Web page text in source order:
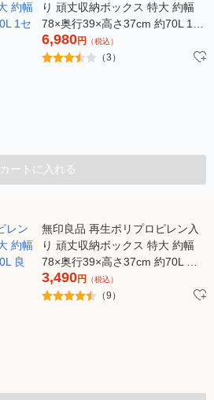
り 頑丈収納ボックス 特大 約幅
78×奥行39×高さ37cm 約70L 1セ
ット（1個×2）
6,980円 （税込）
（3）
カートに入れる
無印良品 再生ポリプロピレン入
り 頑丈収納ボックス 特大 約幅
78×奥行39×高さ37cm 約70L 良
品計画
3,490円 （税込）
（9）